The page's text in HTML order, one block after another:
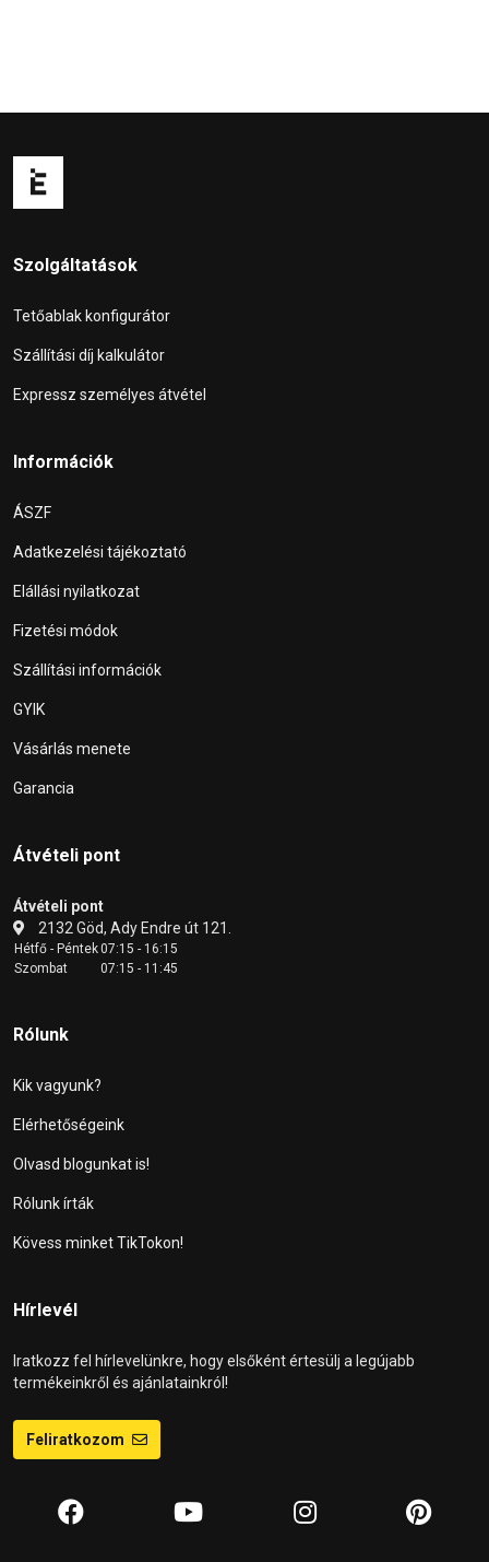
Szolgáltatások
Tetőablak konfigurátor
Szállítási díj kalkulátor
Expressz személyes átvétel
Információk
ÁSZF
Adatkezelési tájékoztató
Elállási nyilatkozat
Fizetési módok
Szállítási információk
GYIK
Vásárlás menete
Garancia
Átvételi pont
Átvételi pont
2132 Göd, Ady Endre út 121.
Hétfő - Péntek07:15 - 16:15
Szombat
07:15 - 11:45
Rólunk
Kik vagyunk?
Elérhetőségeink
Olvasd blogunkat is!
Rólunk írták
Kövess minket TikTokon!
Hírlevél
Iratkozz fel hírlevelünkre, hogy elsőként értesülj a legújabb
termékeinkről és ajánlatainkról!
Feliratkozom